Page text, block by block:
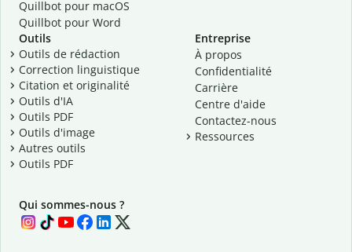
Quillbot pour macOS
Quillbot pour Word
Outils
Outils de rédaction
Correction linguistique
Citation et originalité
Outils d'IA
Outils PDF
Outils d'image
Autres outils
Outils PDF
Entreprise
À propos
Confidentialité
Carrière
Centre d'aide
Contactez-nous
Ressources
Qui sommes-nous ?